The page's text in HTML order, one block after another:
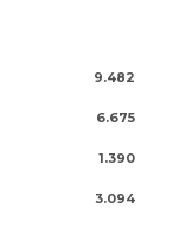
9.482
6.675
1.390
3.094